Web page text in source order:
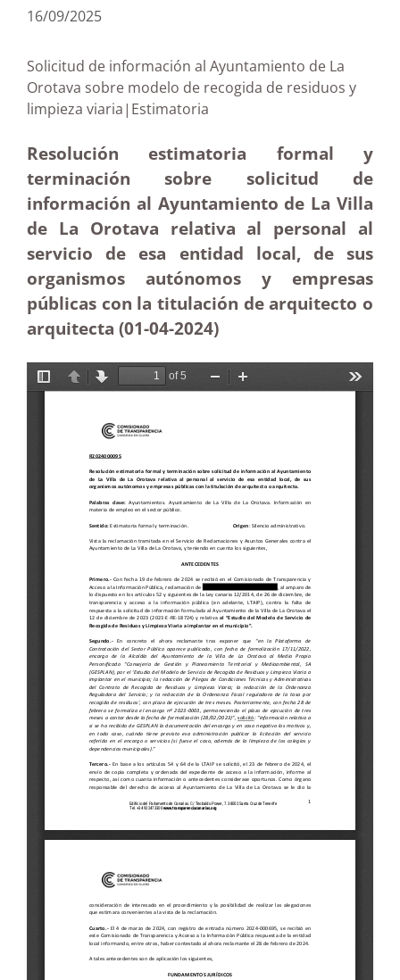
16/09/2025
Solicitud de información al Ayuntamiento de La
Orotava sobre modelo de recogida de residuos y
limpieza viaria|Estimatoria
Resolución estimatoria formal y
terminación sobre solicitud de
información al Ayuntamiento de La Villa
de La Orotava relativa al personal al
servicio de esa entidad local, de sus
organismos autónomos y empresas
públicas con la titulación de arquitecto o
arquitecta (01-04-2024)